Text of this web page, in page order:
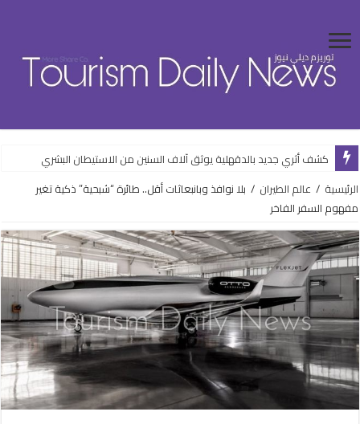
كشف أثري جديد بالدقهلية يوثق آلاف السنين من الاستيطان البشري
الرئيسية / عالم الطيران / بلا نوافذ وبانبعاثات أقل.. طائرة “شبحية” ذكية تغير
مفهوم السفر الفاخر